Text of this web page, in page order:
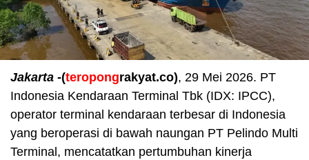
Jakarta -(teropongrakyat.co), 29 Mei 2026. PT
Indonesia Kendaraan Terminal Tbk (IDX: IPCC),
operator terminal kendaraan terbesar di Indonesia
yang beroperasi di bawah naungan PT Pelindo Multi
Terminal, mencatatkan pertumbuhan kinerja